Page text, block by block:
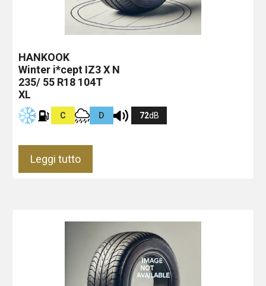
HANKOOK
Winter i*cept IZ3 X N
235/ 55 R18 104T
XL
C D 72dB
Leggi tutto